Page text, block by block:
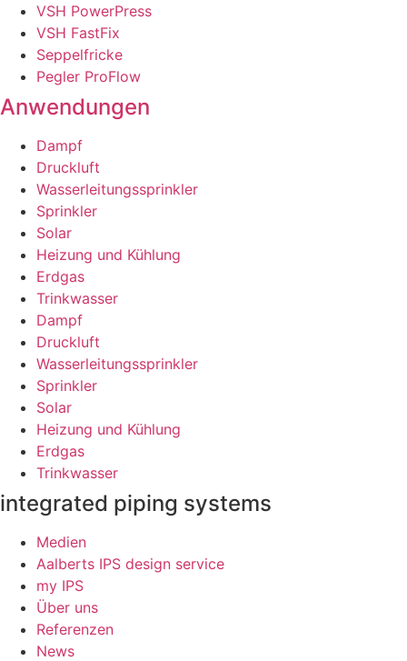
VSH PowerPress
VSH FastFix
Seppelfricke
Pegler ProFlow
Anwendungen
Dampf
Druckluft
Wasserleitungssprinkler
Sprinkler
Solar
Heizung und Kühlung
Erdgas
Trinkwasser
Dampf
Druckluft
Wasserleitungssprinkler
Sprinkler
Solar
Heizung und Kühlung
Erdgas
Trinkwasser
integrated piping systems
Medien
Aalberts IPS design service
my IPS
Über uns
Referenzen
News